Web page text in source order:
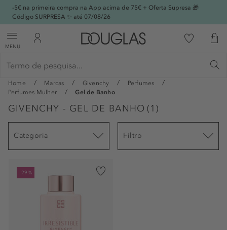
-5€ na primeira compra na App acima de 75€ + Oferta Supresa 🎁
Código SURPRESA ✨ até 07/08/26
MENU
Home Marcas Givenchy
Perfumes
Perfumes Mulher
Gel de Banho
GIVENCHY - GEL DE BANHO (1 )
Categoria Filtro
-29%